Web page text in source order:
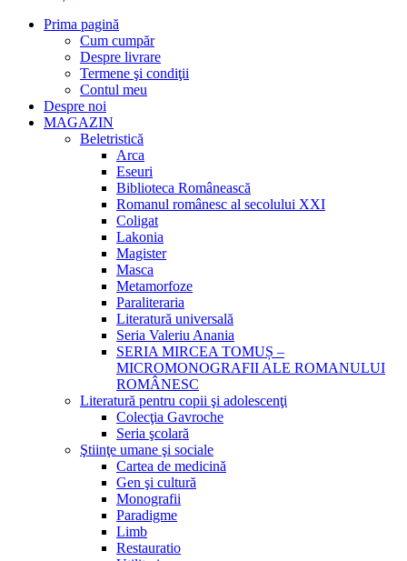
Prima pagină
Cum cumpăr
Despre livrare
Termene şi condiţii
Contul meu
Despre noi
MAGAZIN
Beletristică
Arca
Eseuri
Biblioteca Românească
Romanul românesc al secolului XXI
Coligat
Lakonia
Magister
Masca
Metamorfoze
Paraliteraria
Literatură universală
Seria Valeriu Anania
SERIA MIRCEA TOMUȘ –
MICROMONOGRAFII ALE ROMANULUI
ROMÂNESC
Literatură pentru copii şi adolescenţi
Colecţia Gavroche
Seria şcolară
Ştiinţe umane şi sociale
Cartea de medicină
Gen şi cultură
Monografii
Paradigme
Limb
Restauratio